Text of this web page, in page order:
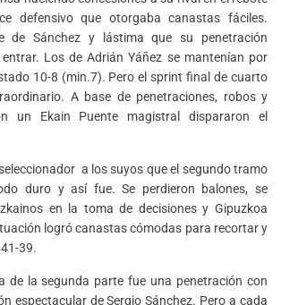
defensivo que otorgaba canastas fáciles.
de Sánchez y lástima que su penetración
Los de Adrián Yáñez se mantenían por
10-8 (min.7). Pero el sprint final de cuarto
A base de penetraciones, robos y
un Ekain Puente magistral dispararon el
a los suyos que el segundo tramo
duro y así fue. Se perdieron balones, se
en la toma de decisiones y Gipuzkoa
logró canastas cómodas para recortar y
39.
de la segunda parte fue una penetración con
espectacular de Sergio Sánchez. Pero a cada